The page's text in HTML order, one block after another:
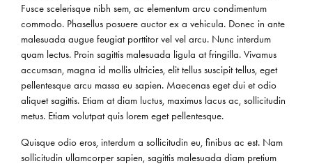
Fusce scelerisque nibh sem, ac elementum arcu condimentum
commodo. Phasellus posuere auctor ex a vehicula. Donec in ante
malesuada augue feugiat porttitor vel vel arcu. Nunc interdum
quam lectus. Proin sagittis malesuada ligula at fringilla. Vivamus
accumsan, magna id mollis ultricies, elit tellus suscipit tellus, eget
pellentesque arcu massa eu sapien. Maecenas eget dui et odio
aliquet sagittis. Etiam at diam luctus, maximus lacus ac, sollicitudin
metus. Etiam volutpat quis lorem eget pellentesque.
Quisque odio eros, interdum a sollicitudin eu, finibus ac est. Nam
sollicitudin ullamcorper sapien, sagittis malesuada diam pretium